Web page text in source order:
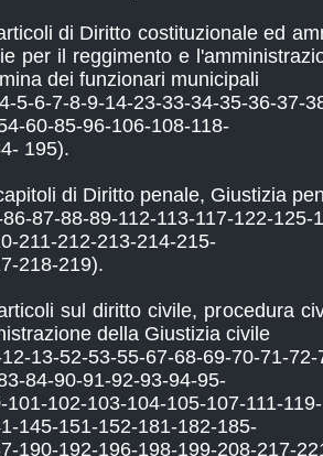
di Diritto costituzionale ed
per il reggimento e
dei funzionari municipali
5-6-7-8-9-14-23-33-34-35-36-37-
60-85-96-106-108-118-
195).
di Diritto penale, Giustizia
87-88-89-112-113-117-122-
211-212-213-214-215-
218-219).
sul diritto civile, procedura
della Giustizia civile
13-52-53-55-67-68-69-70-71-
84-90-91-92-93-94-95-
101-102-103-104-105-107-111-
145-151-152-181-182-185-
190-192-196-198-199-208-217-